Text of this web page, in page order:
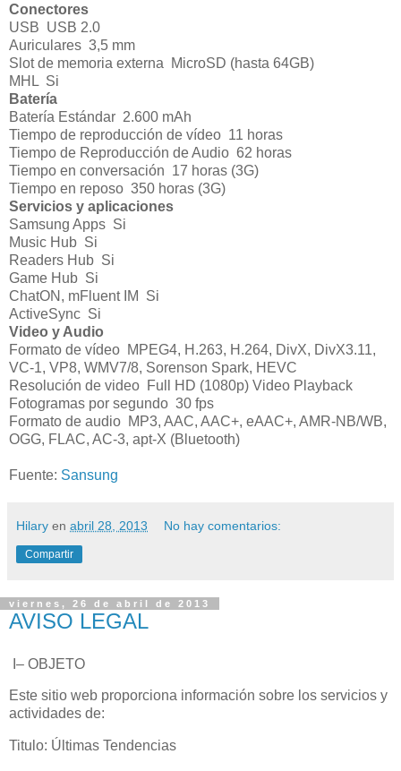
Conectores
USB USB 2.0
Auriculares 3,5 mm
Slot de memoria externa
MicroSD (hasta 64GB)
MHL Si
Batería
Batería Estándar 2.600 mAh
Tiempo de reproducción de vídeo 11 horas
Tiempo de Reproducción de Audio 62 horas
Tiempo en conversación 17 horas (3G)
Tiempo en reposo 350 horas (3G)
Servicios y aplicaciones
Samsung Apps Si
Music Hub Si
Readers Hub Si
Game Hub Si
ChatON, mFluent IM
Si
ActiveSync Si
Video y Audio
Formato de vídeo MPEG4, H.263, H.264, DivX, DivX3.11,
VC-1, VP8, WMV7/8, Sorenson Spark, HEVC
Resolución de video Full HD (1080p) Video Playback
Fotogramas por segundo 30 fps
Formato de audio MP3, AAC, AAC+, eAAC+, AMR-NB/WB,
OGG, FLAC, AC-3, apt-X (Bluetooth)
Fuente: Sansung
Hilary en abril 28, 2013 No hay comentarios:
Compartir
viernes, 26 de abril de 2013
AVISO LEGAL
I– OBJETO
Este sitio web proporciona información sobre los servicios y
actividades de:
Titulo: Últimas Tendencias